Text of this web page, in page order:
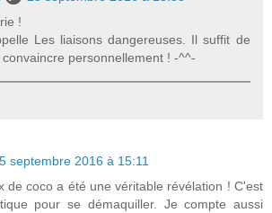
!
Les liaisons dangereuses. Il suffit de
personnellement ! -^^-
septembre 2016 à 15:11
de coco a été une véritable révélation ! C'est
pour se démaquiller. Je compte aussi